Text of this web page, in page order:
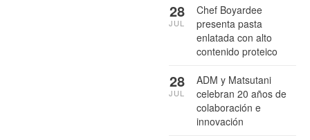
Chef Boyardee
presenta pasta
enlatada con alto
contenido proteico
28
JUL
ADM y Matsutani
celebran 20 años de
colaboración e
innovación
28
JUL